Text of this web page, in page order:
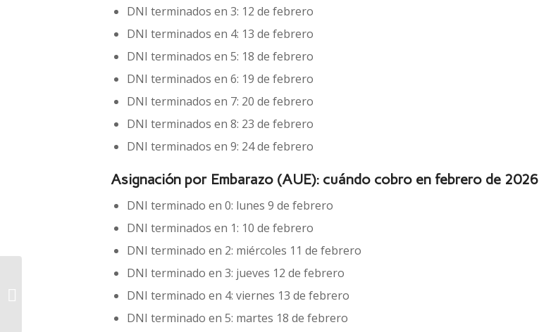
DNI terminados en 3: 12 de febrero
DNI terminados en 4: 13 de febrero
DNI terminados en 5: 18 de febrero
DNI terminados en 6: 19 de febrero
DNI terminados en 7: 20 de febrero
DNI terminados en 8: 23 de febrero
DNI terminados en 9: 24 de febrero
Asignación por Embarazo (AUE): cuándo cobro en febrero de 2026
DNI terminado en 0: lunes 9 de febrero
DNI terminados en 1: 10 de febrero
DNI terminado en 2: miércoles 11 de febrero
DNI terminado en 3: jueves 12 de febrero
DNI terminado en 4: viernes 13 de febrero
DNI terminado en 5: martes 18 de febrero
El peronismo anticipa